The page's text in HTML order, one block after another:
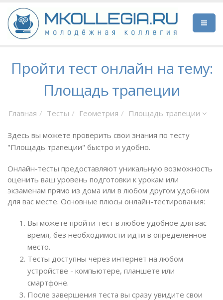
Пройти тест онлайн на тему:
Площадь трапеции
Главная Тесты Геометрия Площадь трапеции
Здесь вы можете проверить свои знания по тесту
"Площадь трапеции" быстро и удобно.
Онлайн-тесты предоставляют уникальную возможность
оценить ваш уровень подготовки к урокам или
экзаменам прямо из дома или в любом другом удобном
для вас месте. Основные плюсы онлайн-тестирования:
Вы можете пройти тест в любое удобное для вас
время, без необходимости идти в определенное
место.
Тесты доступны через интернет на любом
устройстве - компьютере, планшете или
смартфоне.
После завершения теста вы сразу увидите свои